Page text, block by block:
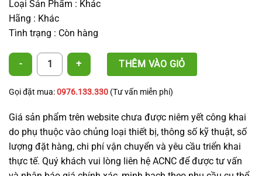
Loại Sản Phẩm : Khác
Hãng : Khác
Tình trạng : Còn hàng
Vòng khóa dây nhỏ giọt- khởi thủy 16*12mm - PVC Offtake for
THÊM VÀO GIỎ
Gọi đặt mua:0976.133.330 (Tư vấn miễn phí)
Giá sản phẩm trên website chưa được niêm yết công khai
do phụ thuộc vào chủng loại thiết bị, thông số kỹ thuật, số
lượng đặt hàng, chi phí vận chuyển và yêu cầu triển khai
thực tế. Quý khách vui lòng liên hệ ACNC để được tư vấn